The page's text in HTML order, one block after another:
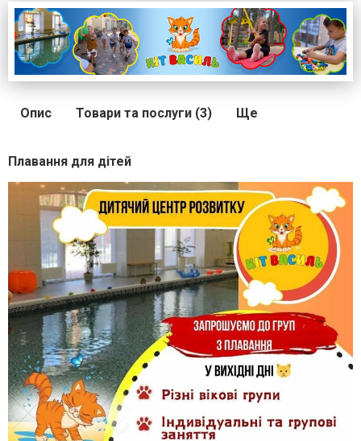
Опис Товари та послуги (3) Ще
Плавання для дітей